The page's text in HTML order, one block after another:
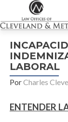
LABORAL
PorCharles
ENTENDER